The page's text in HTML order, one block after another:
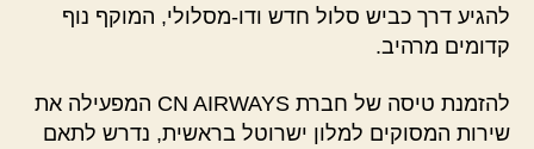
להגיע דרך כביש סלול חדש ודו-מסלולי, המוקף נוף
קדומים מרהיב.
להזמנת טיסה של חברת CN AIRWAYS המפעילה את
שירות המסוקים למלון ישרוטל בראשית, נדרש לתאם